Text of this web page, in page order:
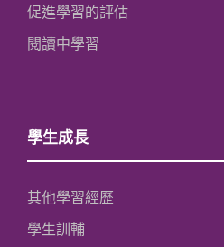
促進學習的評估
閱讀中學習
學生成長
其他學習經歷
學生訓輔